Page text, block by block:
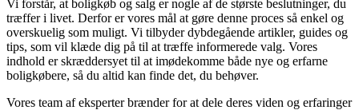
Vi forstår, at boligkøb og salg er nogle af de største beslutninger, du
træffer i livet. Derfor er vores mål at gøre denne proces så enkel og
overskuelig som muligt. Vi tilbyder dybdegående artikler, guides og
tips, som vil klæde dig på til at træffe informerede valg. Vores
indhold er skræddersyet til at imødekomme både nye og erfarne
boligkøbere, så du altid kan finde det, du behøver.
Vores team af eksperter brænder for at dele deres viden og erfaringer